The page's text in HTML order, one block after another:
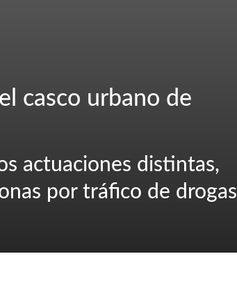
casco urbano de
actuaciones distintas,
por tráfico de drogas